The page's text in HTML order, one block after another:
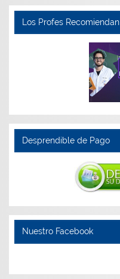
Los Profes Recomiendan
Desprendible de Pago
Nuestro Facebook